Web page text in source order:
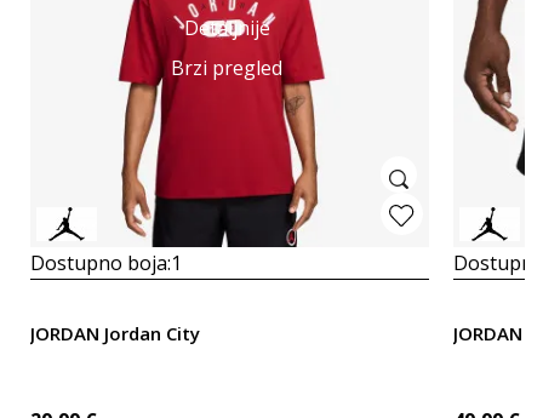
Detaljnije
Brzi pregled
Dostupno boja:1
JORDAN Jordan City JORDAN